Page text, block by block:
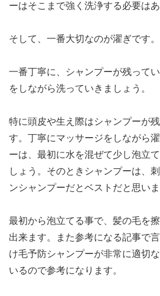
ーはそこまで強く洗浄する必要はあ
そして、一番大切なのが濯ぎです。
一番丁寧に、シャンプーが残って
をしながら洗っていきましょう。
特に頭皮や生え際はシャンプーが
す。丁寧にマッサージをしながら
ーは、最初に水を混ぜて少し泡立
しょう。そのときシャンプーは、
ンシャンプーだとベストだと思いま
最初から泡立てる事で、髪の毛を
出来ます。また参考になる記事で
け毛予防シャンプーが非常に適切
いるので参考になります。